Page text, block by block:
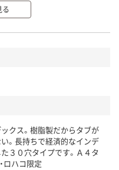
しやすい設計
循環している
どの削減
る
クス。樹脂製だからタブが
。長持ちで経済的なインデ
３０穴タイプです。Ａ４タ
ロハコ限定